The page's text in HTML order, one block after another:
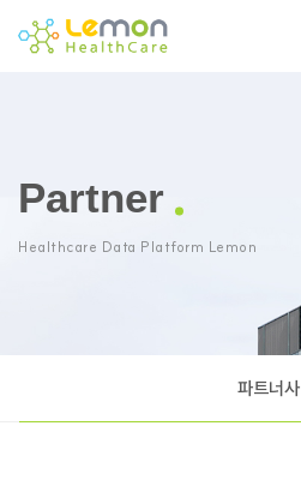
Partner
Healthcare Data Platform Lemon
파트너사